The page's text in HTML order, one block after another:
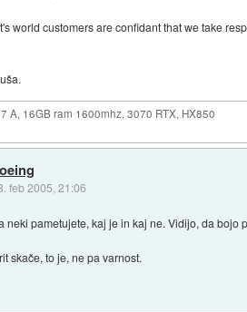
world customers are confidant that we take
A, 16GB ram 1600mhz, 3070 RTX, HX850
feb 2005, 21:06
neki pametujete, kaj je in kaj ne. Vidijo, da bojo
skače, to je, ne pa varnost.